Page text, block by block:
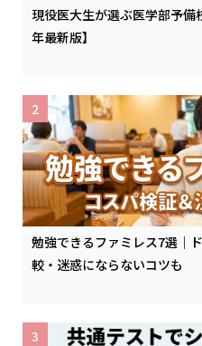
現役医大生が選ぶ医学部予
年最新版】
勉強できるファミレス7選｜
較・迷惑にならないコツも
2
3